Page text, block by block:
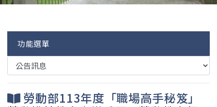
功能選單
勞動部113年度「職場高手秘笈」